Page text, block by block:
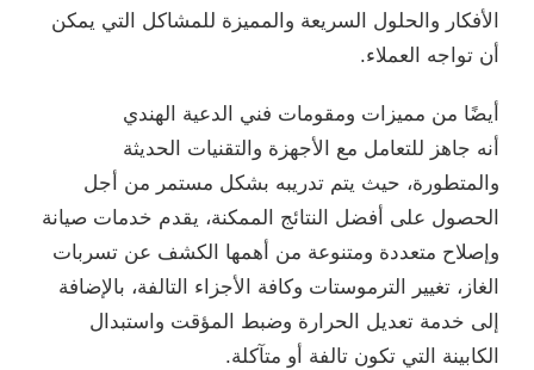
الأفكار والحلول السريعة والمميزة للمشاكل التي يمكن
أن تواجه العملاء.
أيضًا من مميزات ومقومات فني الدعية الهندي
أنه جاهز للتعامل مع الأجهزة والتقنيات الحديثة
والمتطورة، حيث يتم تدريبه بشكل مستمر من أجل
الحصول على أفضل النتائج الممكنة، يقدم خدمات صيانة
وإصلاح متعددة ومتنوعة من أهمها الكشف عن تسربات
الغاز، تغيير الترموستات وكافة الأجزاء التالفة، بالإضافة
إلى خدمة تعديل الحرارة وضبط المؤقت واستبدال
الكابينة التي تكون تالفة أو متآكلة.